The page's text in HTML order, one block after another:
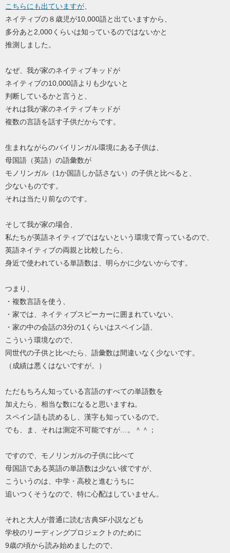
こちらにも出ていますが
ネイティブの８歳児が10,000語と出ていますから、
多分あと2,000くらいは知っているのではないかと
推測しました。
なぜ、我が家のネイティブキッドが
ネイティブの10,000語よりも少ないと
判断しているかと言うと、
それは我が家のネイティブキッドが
複数の言語を話す子供だからです。
生まれながらのバイリンガル環境にある子供は、
母国語（英語）の語彙数が
モノリンガル（1か国語しか話さない）の子供と比べると、
少ないものです。
それは当たり前なのです。
そして我が家の場合、
私たちが英語ネイティブではないという環境で育っているので、
英語ネイティブの両親と比較したら、
身近で使われている単語数は、明らかに少ないからです。
つまり、
・複数言語を使う、
・家では、ネイティブスピーカーに囲まれていない、
・家の中の会話の3分の1くらいはスペイン語、
こういう環境なので、
同世代の子供と比べたら、語彙数は間違いなく少ないです。
（成績は悪くはないですが。）
ただもちろん知っている言語のすべての単語数を
加えたら、相当な数になると思いますね。
スペイン語も読めるし、漢字も知っているので。
でも、ま、それは測定不可能ですが…。＾＾；
ですので、モノリンガルの子供に比べて
母国語である英語の単語数は少ない彼ですが、
こういうのは、中学・高校と進むうちに
追いつくそうなので、特に心配はしていません。
それと大人が普通に読む古典SF小説なども
学校のリーディングプロジェクトのために
9歳の頃から読み始めましたので、